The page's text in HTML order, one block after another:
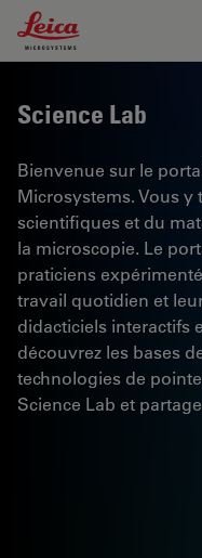
Leica Microsystems
Science Lab
Bienvenue sur le
Microsystems. Vous y
scientifiques et du
la microscopie. Le
praticiens
travail quotidien et
didacticiels interactifs
découvrez les bases
technologies de
Science Lab et